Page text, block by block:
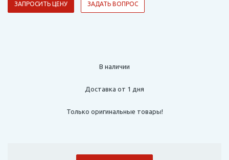
ЗАПРОСИТЬ ЦЕНУ ЗАДАТЬ ВОПРОС
В наличии
Доставка от 1 дня
Только оригинальные товары!